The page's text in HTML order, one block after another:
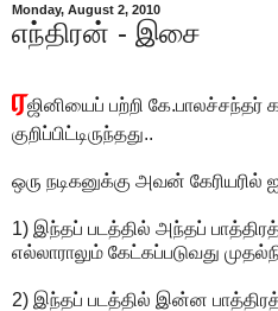
Monday, August 2, 2010
எந்திரன் - இசை
ரஜினியைப் பற்றி கே.பாலச்சந்தர்
குறிப்பிட்டிருந்தது..
ஒரு நடிகனுக்கு அவன் கேரியரில்
1) இந்தப் படத்தில் அந்தப்
எல்லாராலும் கேட்கப்படுவது
2) இந்தப் படத்தில் இன்ன